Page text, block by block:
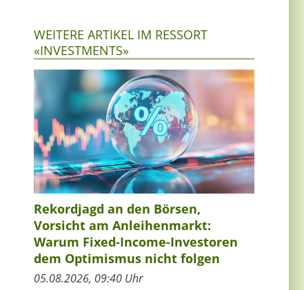
WEITERE ARTIKEL IM RESSORT
«INVESTMENTS»
Rekordjagd an den Börsen,
Vorsicht am Anleihenmarkt:
Warum Fixed-Income-Investoren
dem Optimismus nicht folgen
05.08.2026, 09:40 Uhr